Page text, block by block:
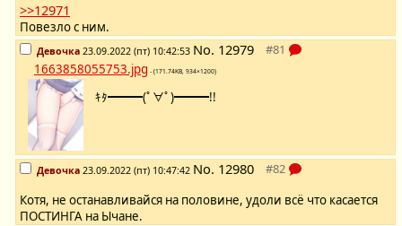
>>12971
Повезло с ним.
Девочка 23.09.2022 (пт) 10:42:53 No. 12979
1663858055753.jpg - (171.74KB, 934×1200)
ｷﾀ━━━(ﾟ∀ﾟ)━━━!!
Девочка 23.09.2022 (пт) 10:47:42 No. 12980
Котя, не останавливайся на половине, удоли всё что касается
ПОСТИНГА на Ычане.